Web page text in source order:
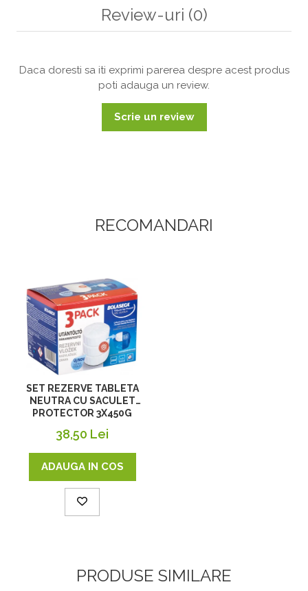
Review-uri (0)
Daca doresti sa iti exprimi parerea despre acest produs
poti adauga un review.
Scrie un review
RECOMANDARI
SET REZERVE TABLETA
NEUTRA CU SACULET
PROTECTOR 3X450G
38,50 Lei
ADAUGA IN COS
PRODUSE SIMILARE